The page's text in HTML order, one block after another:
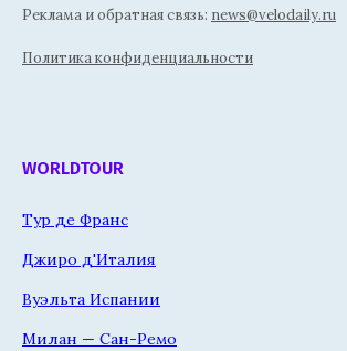
Реклама и обратная связь: news@velodaily.ru
Политика конфиденциальности
WORLDTOUR
Тур де Франс
Джиро д'Италия
Вуэльта Испании
Милан — Сан-Ремо